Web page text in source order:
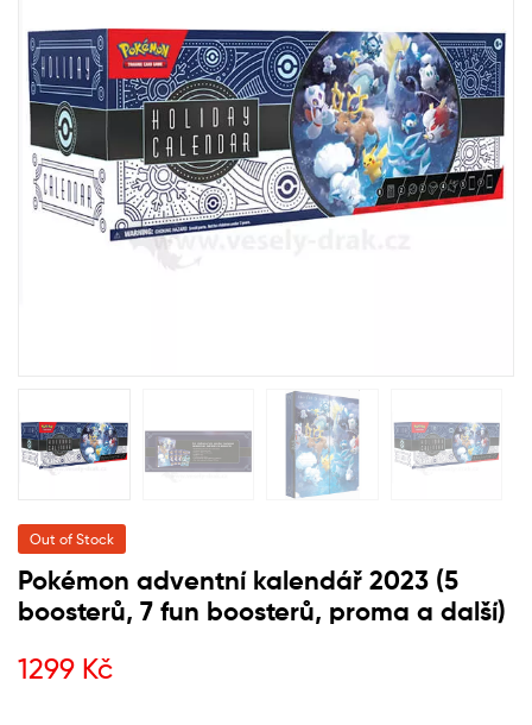
Out of Stock
Pokémon adventní kalendář 2023 (5
boosterů, 7 fun boosterů, proma a další)
1299 Kč